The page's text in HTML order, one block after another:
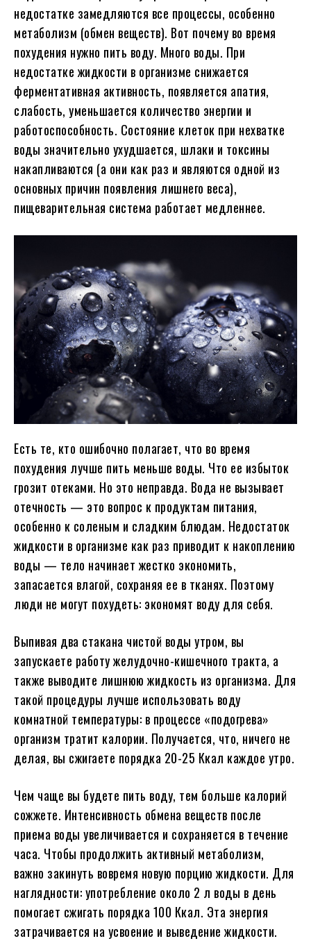
недостатке замедляются все процессы, особенно
метаболизм (обмен веществ). Вот почему во время
похудения нужно пить воду. Много воды. При
недостатке жидкости в организме снижается
ферментативная активность, появляется апатия,
слабость, уменьшается количество энергии и
работоспособность. Состояние клеток при нехватке
воды значительно ухудшается, шлаки и токсины
накапливаются (а они как раз и являются одной из
основных причин появления лишнего веса),
пищеварительная система работает медленнее.
Есть те, кто ошибочно полагает, что во время
похудения лучше пить меньше воды. Что ее избыток
грозит отеками. Но это неправда. Вода не вызывает
отечность — это вопрос к продуктам питания,
особенно к соленым и сладким блюдам. Недостаток
жидкости в организме как раз приводит к накоплению
воды — тело начинает жестко экономить,
запасается влагой, сохраняя ее в тканях. Поэтому
люди не могут похудеть: экономят воду для себя.
Выпивая два стакана чистой воды утром, вы
запускаете работу желудочно-кишечного тракта, а
также выводите лишнюю жидкость из организма. Для
такой процедуры лучше использовать воду
комнатной температуры: в процессе «подогрева»
организм тратит калории. Получается, что, ничего не
делая, вы сжигаете порядка 20-25 Ккал каждое утро.
Чем чаще вы будете пить воду, тем больше калорий
сожжете. Интенсивность обмена веществ после
приема воды увеличивается и сохраняется в течение
часа. Чтобы продолжить активный метаболизм,
важно закинуть вовремя новую порцию жидкости. Для
наглядности: употребление около 2 л воды в день
помогает сжигать порядка 100 Ккал. Эта энергия
затрачивается на усвоение и выведение жидкости.